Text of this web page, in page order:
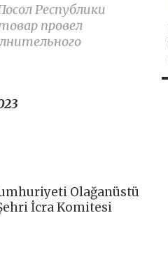
Республики
провел
Olağanüstü
İcra Komitesi